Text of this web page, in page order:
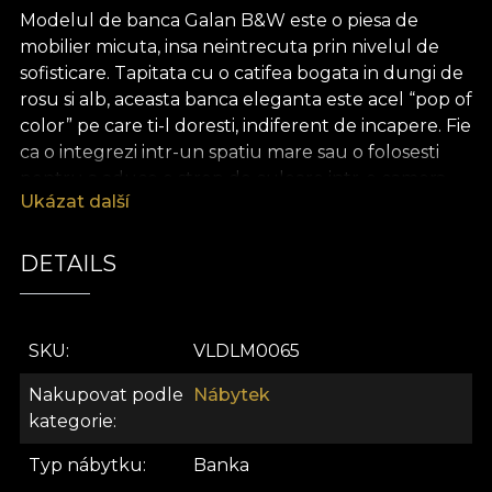
Modelul de banca Galan B&W este o piesa de
mobilier micuta, insa neintrecuta prin nivelul de
sofisticare. Tapitata cu o catifea bogata in dungi de
rosu si alb, aceasta banca eleganta este acel “pop of
color” pe care ti-l doresti, indiferent de incapere. Fie
ca o integrezi intr-un spatiu mare sau o folosesti
pentru a aduce o strop de culoare intr-o camera
de dimensiuni mici, modelul de banca Galan B&W
Ideala pentru livinguri, birouri sau chiar holuri,
Despre linia de mobier House of
VLAdiLA
Bine ati venit Acasa, un spatiu al curiozitatilor
Ukázat další
DETAILS
SKU VLDLM0065
Nakupovat podle
kategorie
Nábytek
Typ nábytku Banka